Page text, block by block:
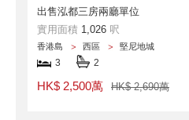
出售泓都三房兩廳單位
實用面積 1,026 呎
香港島 西區 堅尼地城
3 2
HK$ 2,500萬 HK$ 2,690萬